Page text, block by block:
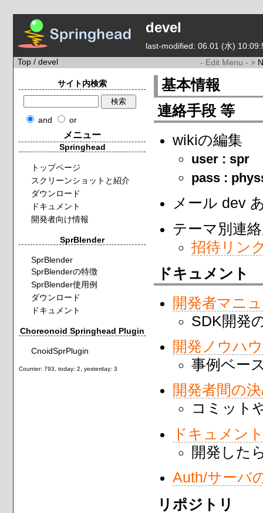
devel
last-modified: 06.01 (水)
Top / devel - Edit Menu - >
基本情報
連絡手段 等
wikiの編集
user : spr
pass :
メール dev
テーマ別連
招待リン
ドキュメント
開発者マニ
SDK開発
開発ノウハ
事例ベー
開発者間の
コミット
ドキュメン
開発した
Auth/サーバ
リポジトリ
サイト内検索
and or
メニュー
Springhead
トップページ
スクリーンショットと紹介
ダウンロード
ドキュメント
開発者向け情報
SprBlender
SprBlender
SprBlenderの特徴
SprBlender使用例
ダウンロード
ドキュメント
Choreonoid Springhead Plugin
CnoidSprPlugin
Counter: 793, today: 2, yesterday: 3